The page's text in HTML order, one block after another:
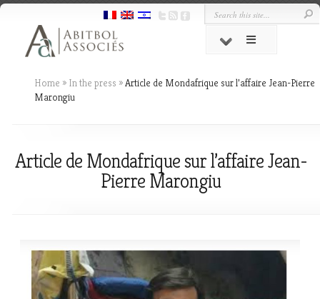
Home » In the press »Article de Mondafrique sur l’affaire Jean-Pierre
Marongiu
Article de Mondafrique sur l’affaire Jean-
Pierre Marongiu